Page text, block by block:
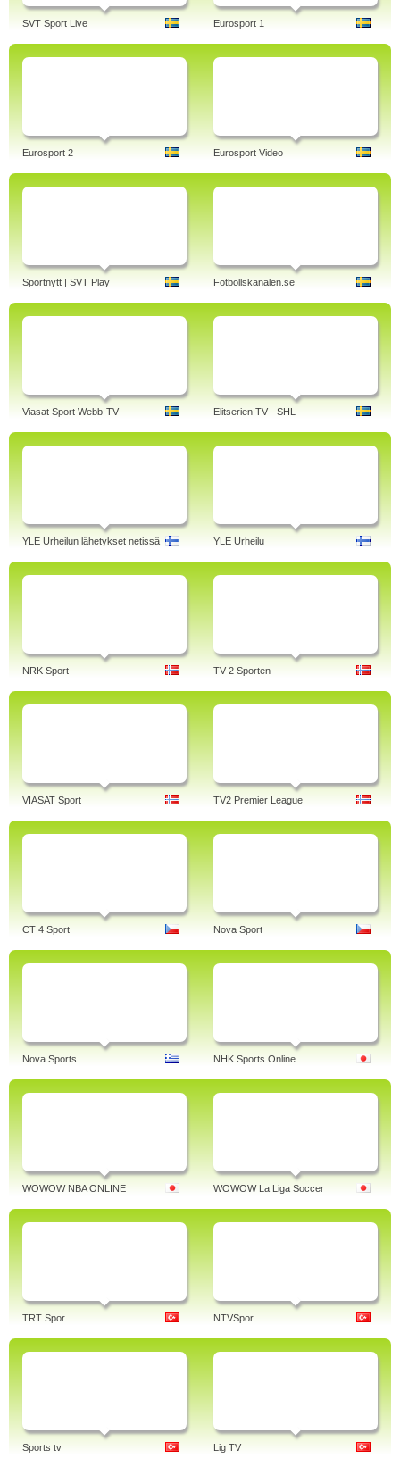
SVT Sport Live Eurosport 1
Eurosport 2 Eurosport Video
Sportnytt | SVT Play Fotbollskanalen.se
Viasat Sport Webb-TV Elitserien TV - SHL
YLE Urheilun lähetykset netissä YLE Urheilu
NRK Sport TV 2 Sporten
VIASAT Sport TV2 Premier League
CT 4 Sport Nova Sport
Nova Sports NHK Sports Online
WOWOW NBA ONLINE WOWOW La Liga Soccer
TRT Spor NTVSpor
Sports tv Lig TV